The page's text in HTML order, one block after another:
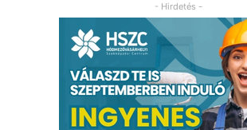
- Hirdetés -